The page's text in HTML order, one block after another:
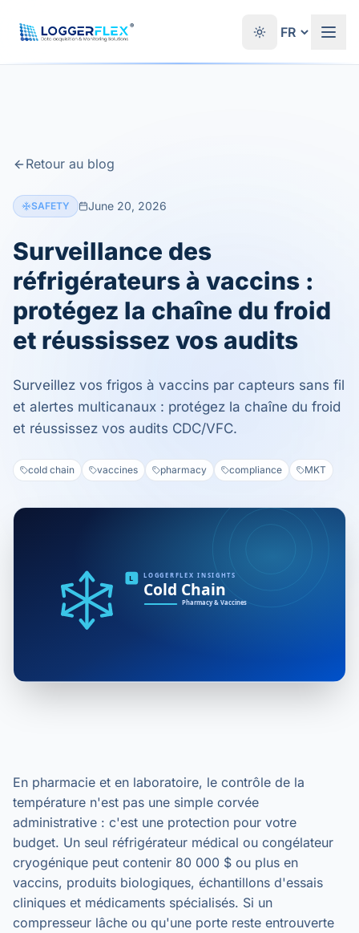
®
Retour au blog
SAFETY June 20, 2026
Surveillance des
réfrigérateurs à vaccins :
protégez la chaîne du froid
et réussissez vos audits
Surveillez vos frigos à vaccins par capteurs sans fil
et alertes multicanaux : protégez la chaîne du froid
et réussissez vos audits CDC/VFC.
cold chain vaccines pharmacy compliance MKT
En pharmacie et en laboratoire, le contrôle de la
température n'est pas une simple corvée
administrative : c'est une protection pour votre
budget. Un seul réfrigérateur médical ou congélateur
cryogénique peut contenir 80 000 $ ou plus en
vaccins, produits biologiques, échantillons d'essais
cliniques et médicaments spécialisés. Si un
compresseur lâche ou qu'une porte reste entrouverte